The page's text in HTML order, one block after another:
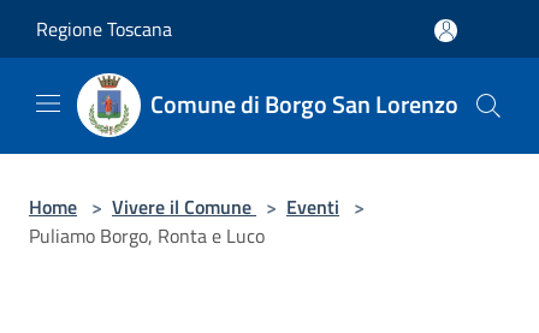
Regione Toscana
Comune di Borgo San Lorenzo
Home > Vivere il Comune > Eventi >
Puliamo Borgo, Ronta e Luco